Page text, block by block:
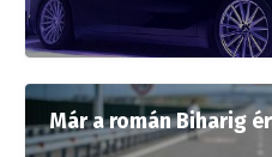
Már a román Biharig